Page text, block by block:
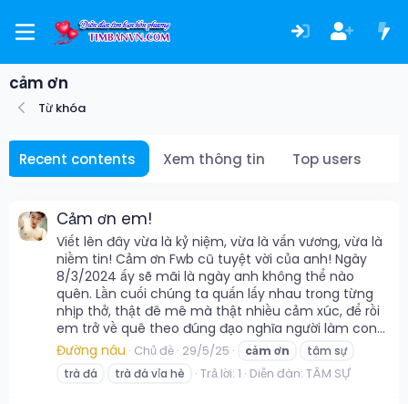
cảm ơn
Từ khóa
Recent contents Xem thông tin Top users
Cảm ơn em!
Viết lên đây vừa là kỷ niệm, vừa là vấn vương, vừa là
niềm tin! Cảm ơn Fwb cũ tuyệt vời của anh! Ngày
8/3/2024 ấy sẽ mãi là ngày anh không thể nào
quên. Lần cuối chúng ta quấn lấy nhau trong từng
nhịp thở, thật đê mê mà thật nhiều cảm xúc, để rồi
em trở về quê theo đúng đạo nghĩa người làm con...
Đường nâu Chủ đề 29/5/25 cảm ơn
tâm sự
trà đá
trà đá vỉa hè Trả lời: 1 Diễn đàn: TÂM SỰ